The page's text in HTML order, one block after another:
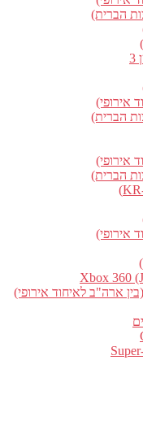
הברית)
אירופי)
הברית)
אירופי)
הברית)
אירופי)
Xbox 360